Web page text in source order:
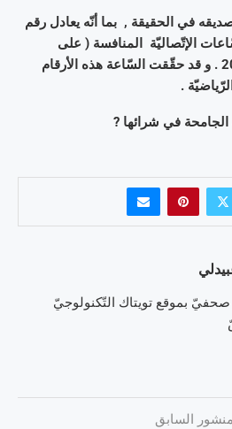
في الحقيقة , بما أنّه يعادل رقم
الإتّصاليّة المنافسة ( على
Android ) , كامل العام 2014 . و قد حقّقت السّاعة هذه الأرقام
.
الجامحة في شرائها ?
بموقع تويتاك التّكنولوجيّ
السابق